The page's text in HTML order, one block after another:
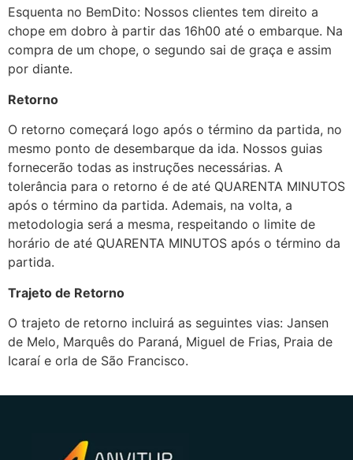
Esquenta no BemDito: Nossos clientes tem direito a
chope em dobro à partir das 16h00 até o embarque. Na
compra de um chope, o segundo sai de graça e assim
por diante.
Retorno
O retorno começará logo após o término da partida, no
mesmo ponto de desembarque da ida. Nossos guias
fornecerão todas as instruções necessárias. A
tolerância para o retorno é de até QUARENTA MINUTOS
após o término da partida. Ademais, na volta, a
metodologia será a mesma, respeitando o limite de
horário de até QUARENTA MINUTOS após o término da
partida.
Trajeto de Retorno
O trajeto de retorno incluirá as seguintes vias: Jansen
de Melo, Marquês do Paraná, Miguel de Frias, Praia de
Icaraí e orla de São Francisco.